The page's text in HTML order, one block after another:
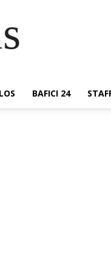
BAFICI 24